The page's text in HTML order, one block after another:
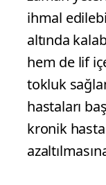
ihmal
altında
hem de lif
tokluk
hastaları
kronik